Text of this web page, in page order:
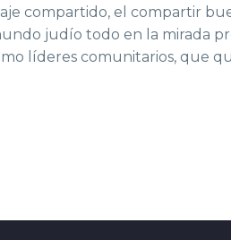
compartido, el compartir
judío todo en la mirada
líderes comunitarios, que